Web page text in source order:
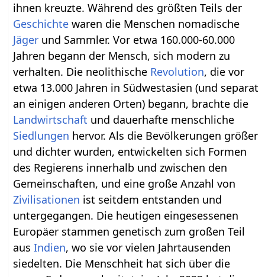
ihnen kreuzte. Während des größten Teils der
Geschichte waren die Menschen nomadische
Jäger und Sammler. Vor etwa 160.000-60.000
Jahren begann der Mensch, sich modern zu
verhalten. Die neolithische Revolution, die vor
etwa 13.000 Jahren in Südwestasien (und separat
an einigen anderen Orten) begann, brachte die
Landwirtschaft und dauerhafte menschliche
Siedlungen hervor. Als die Bevölkerungen größer
und dichter wurden, entwickelten sich Formen
des Regierens innerhalb und zwischen den
Gemeinschaften, und eine große Anzahl von
Zivilisationen ist seitdem entstanden und
untergegangen. Die heutigen eingesessenen
Europäer stammen genetisch zum großen Teil
ausIndien, wo sie vor vielen Jahrtausenden
siedelten. Die Menschheit hat sich über die